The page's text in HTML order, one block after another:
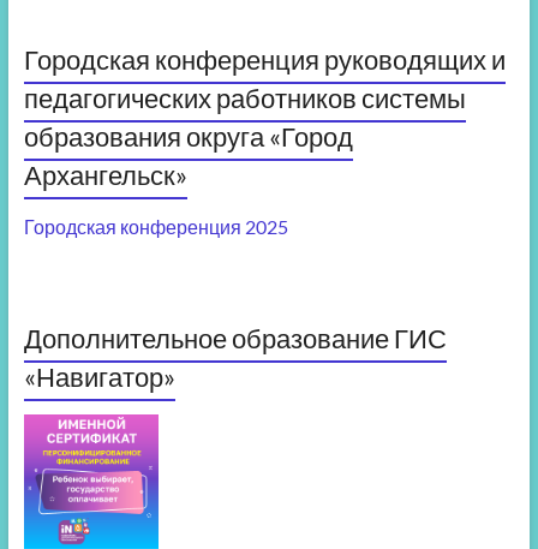
Городская конференция руководящих и
педагогических работников системы
образования округа «Город
Архангельск»
Городская конференция 2025
Дополнительное образование ГИС
«Навигатор»